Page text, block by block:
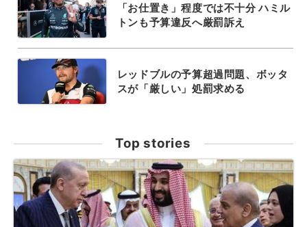
「お仕置き」程度では不十分 ハミル
トンも予算違反へ厳罰訴え
レッドブルの予算超過問題、ボッタ
スが「厳しい」処罰求める
Top stories